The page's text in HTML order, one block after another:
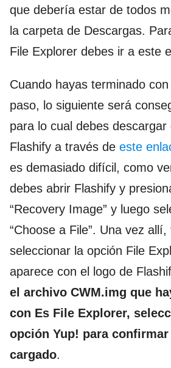
que debería estar de todos
la carpeta de Descargas.
File Explorer debes ir a este
Cuando hayas terminado
paso, lo siguiente será
para lo cual debes descargar
Flashify a través de este
es demasiado difícil, como
debes abrir Flashify y
“Recovery Image” y luego
“Choose a File”. Una vez
seleccionar la opción File
aparece con el logo de
el archivo CWM.img que
con Es File Explorer,
opción Yup! para
cargado.